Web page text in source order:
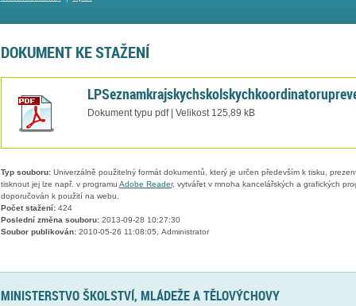
DOKUMENT KE STAŽENÍ
Dokument typu pdf | Velikost 125,89 kB
Typ souboru:Univerzálně použitelný formát dokumentů, který je určen především k tisku,
tisknout jej lze např. v programu Adobe Reader, vytvářet v mnoha kancelářských a grafických
doporučován k použití na webu.
Počet stažení:424
Poslední změna souboru:2013-09-28 10:27:30
Soubor publikován:2010-05-26 11:08:05, Administrator
MINISTERSTVO ŠKOLSTVÍ, MLÁDEŽE A TĚLOVÝCHOVY